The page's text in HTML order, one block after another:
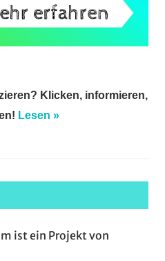
Klicken, informieren,
Lesen »
ist ein Projekt von